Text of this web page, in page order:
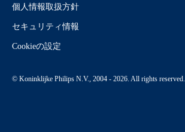
個人情報取扱方針
セキュリティ情報
Cookieの設定
© Koninklijke Philips N.V., 2004 - 2026. All rights reserved.